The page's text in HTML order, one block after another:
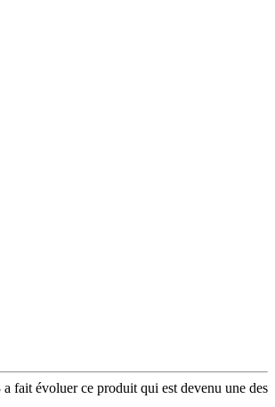
fait évoluer ce produit qui est devenu une des